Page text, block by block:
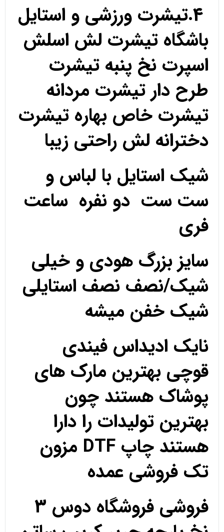
4.تیشرت ورزشی و استایل
باشگاه تیشرت لش اسلش
اسپرت نخ پنبه تیشرت
طرح دار تیشرت مردانه
تیشرت خاص بهاره تیشرت
دخترانه لش راحتی زیبا
شیک استایل با لباس و
ست ست دو نفره ساعت
فری
سایز بزرگ هودی و خیلی
شیک/نصف نصف استایلی
شیک خفن میشه
نایک ادیداس فیندی
قوچی بهترین مارک های
پوشاک هستند چون
بهترین تولیدات را دارا
هستند چاپ DTF مزون
تک فروشی عمده
فروشی فروشگاه دوس 3